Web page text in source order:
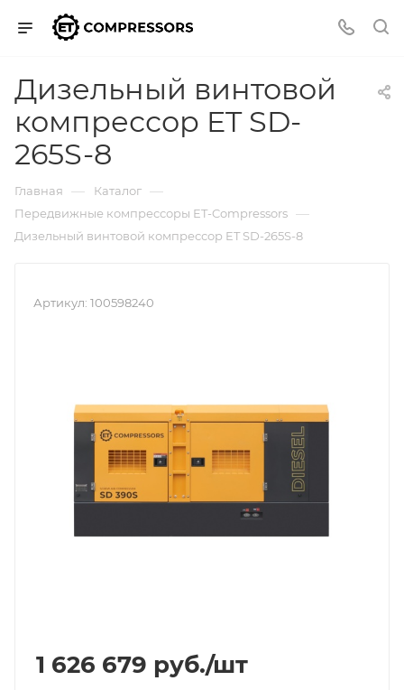
Дизельный винтовой
компрессор ET SD-
265S-8
Главная — Каталог —
Передвижные компрессоры ET-Compressors —
Дизельный винтовой компрессор ET SD-265S-8
Артикул: 100598240
1 626 679 руб./шт